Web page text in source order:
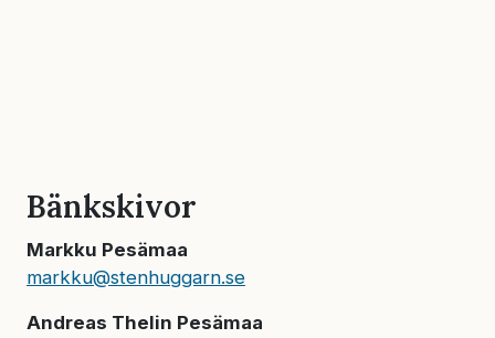
Bänkskivor
Markku Pesämaa
markku@stenhuggarn.se
Andreas Thelin Pesämaa